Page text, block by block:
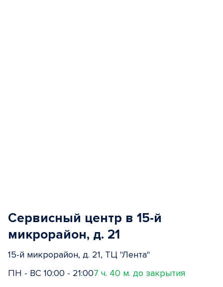
Сервисный центр в 15-й
микрорайон, д. 21
15-й микрорайон, д. 21, ТЦ "Лента"
ПН - ВС 10:00 - 21:007 ч. 40 м. до закрытия